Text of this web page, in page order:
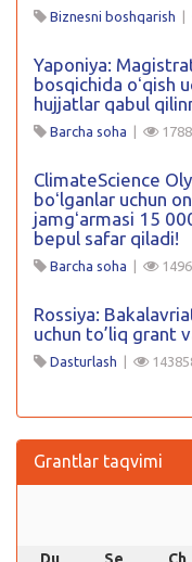
Biznesni boshqarish |
Yaponiya:
bosqichida oʻqish
hujjatlar qabul
Barcha soha |
ClimateScience
boʻlganlar uchun
jamgʻarmasi 15
bepul safar qiladi!
Barcha soha |
Rossiya:
uchun to’liq grant
Dasturlash |
Grantlar taqvimi